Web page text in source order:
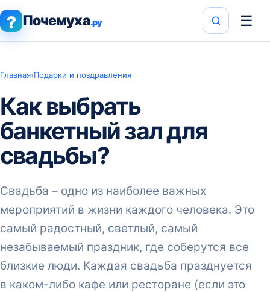
? Почемуха.ру ☰
Главная›Подарки и поздравления
Как выбрать
банкетный зал для
свадьбы?
Свадьба – одно из наиболее важных
мероприятий в жизни каждого человека. Это
самый радостный, светлый, самый
незабываемый праздник, где соберутся все
близкие люди. Каждая свадьба празднуется
в каком-либо кафе или ресторане (если это